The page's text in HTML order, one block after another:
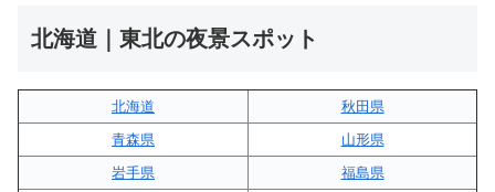
北海道｜東北の夜景スポット
北海道
秋田県
青森県
山形県
岩手県
福島県